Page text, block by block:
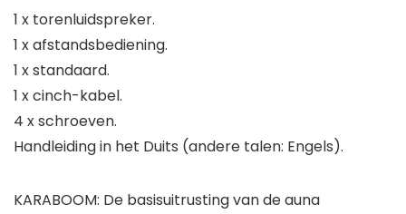
1 x torenluidspreker.
1 x afstandsbediening.
1 x standaard.
1 x cinch-kabel.
4 x schroeven.
Handleiding in het Duits (andere talen: Engels).
KARABOOM: De basisuitrusting van de auna